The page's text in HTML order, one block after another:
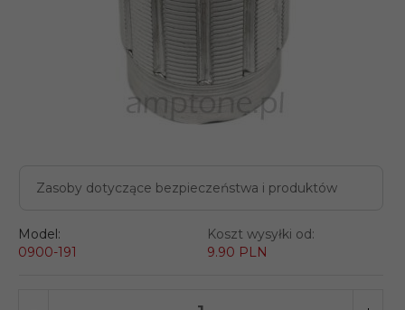
Zasoby dotyczące bezpieczeństwa i produktów
Model:
0900-191
Koszt wysyłki od:
9.90 PLN